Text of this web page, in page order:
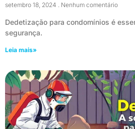
setembro 18, 2024 Nenhum comentário
Dedetização para condomínios é
segurança.
Leia mais»